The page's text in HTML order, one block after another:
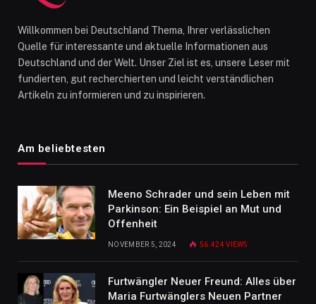
Willkommen bei Deutschland Thema, Ihrer verlässlichen
Quelle für interessante und aktuelle Informationen aus
Deutschland und der Welt. Unser Ziel ist es, unsere Leser mit
fundierten, gut recherchierten und leicht verständlichen
Artikeln zu informieren und zu inspirieren.
Am beliebtesten
Meeno Schrader und sein Leben mit
Parkinson: Ein Beispiel an Mut und
Offenheit
NOVEMBER 5, 2024 56.424VIEWS
Furtwängler Neuer Freund: Alles über
Maria Furtwänglers Neuen Partner